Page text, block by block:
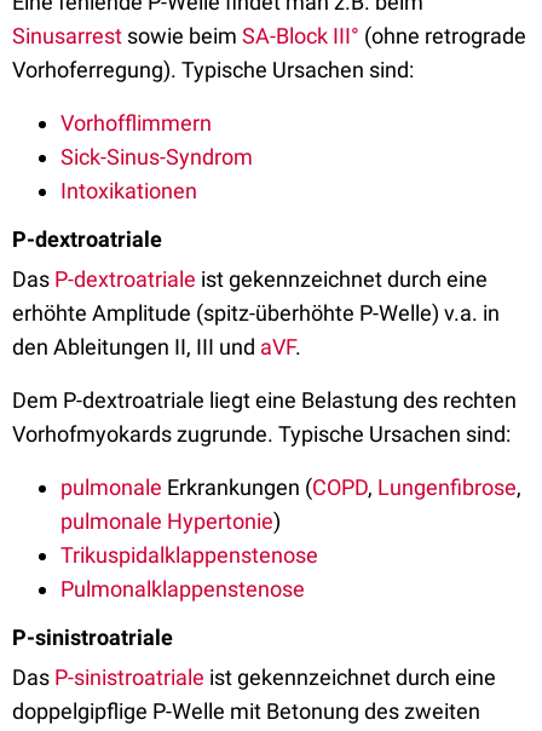
Sinusarrest sowie beim SA-Block III° (ohne retrograde
Vorhoferregung). Typische Ursachen sind:
Vorhofflimmern
Sick-Sinus-Syndrom
Intoxikationen
P-dextroatriale
Das P-dextroatriale ist gekennzeichnet durch eine
erhöhte Amplitude (spitz-überhöhte P-Welle) v.a. in
den Ableitungen II, III und aVF.
Dem P-dextroatriale liegt eine Belastung des rechten
Vorhofmyokards zugrunde. Typische Ursachen sind:
pulmonale Erkrankungen (COPD, Lungenfibrose,
pulmonale Hypertonie)
Trikuspidalklappenstenose
Pulmonalklappenstenose
P-sinistroatriale
Das P-sinistroatriale ist gekennzeichnet durch eine
doppelgipflige P-Welle mit Betonung des zweiten